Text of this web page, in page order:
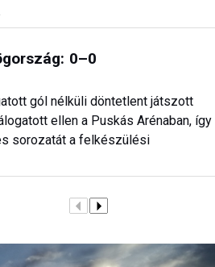
0–0
gól nélküli döntetlent játszott
ellen a Puskás Arénaban, így
sorozatát a felkészülési